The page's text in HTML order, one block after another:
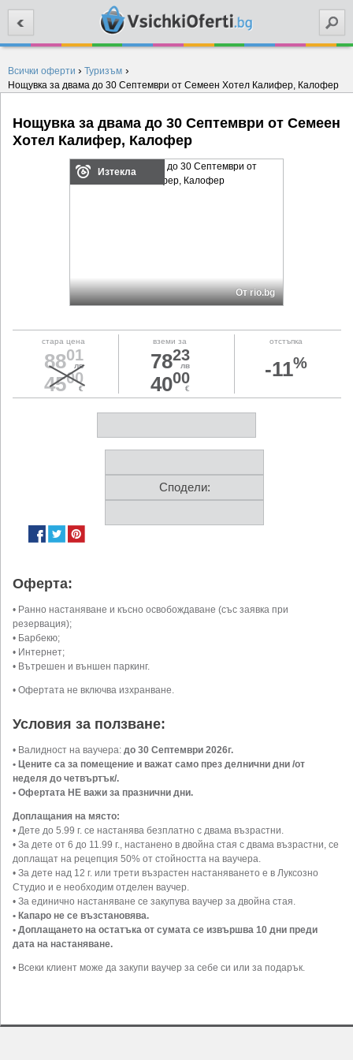
Всички оферти › Туризъм ›
Нощувка за двама до 30 Септември от Семеен Хотел Калифер, Калофер
Нощувка за двама до 30 Септември от Семеен
Хотел Калифер, Калофер
Изтекла
От rio.bg
стара цена
8801
лв
4500
€
вземи за
7823
лв
4000
€
отстъпка
-11%
Сподели:
Оферта:
• Ранно настаняване и късно освобождаване (със заявка при
резервация);
• Барбекю;
• Интернет;
• Вътрешен и външен паркинг.
• Офертата не включва изхранване.
Условия за ползване:
• Валидност на ваучера: до 30 Септември 2026г.
• Цените са за помещение и важат само през делнични дни /от
неделя до четвъртък/.
• Офертата НЕ важи за празнични дни.
Доплащания на място:
• Дете до 5.99 г. се настанява безплатно с двама възрастни.
• За дете от 6 до 11.99 г., настанено в двойна стая с двама възрастни, се
доплащат на рецепция 50% от стойността на ваучера.
• За дете над 12 г. или трети възрастен настаняването е в Луксозно
Студио и е необходим отделен ваучер.
• За единично настаняване се закупува ваучер за двойна стая.
• Капаро не се възстановява.
• Доплащането на остатъка от сумата се извършва 10 дни преди
дата на настаняване.
• Всеки клиент може да закупи ваучер за себе си или за подарък.